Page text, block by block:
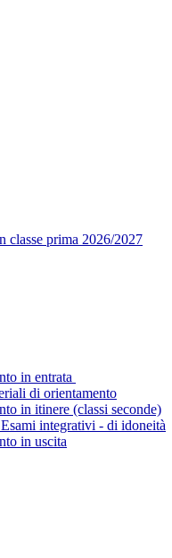
classe prima 2026/2027
in entrata
di orientamento
in itinere (classi seconde)
integrativi - di idoneità
in uscita